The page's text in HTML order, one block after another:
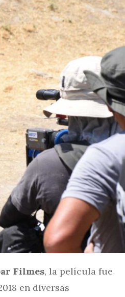
Filmes, la película fue
en diversas